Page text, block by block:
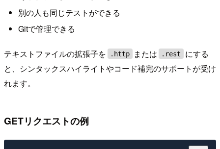
別の人も同じテストができる
Gitで管理できる
テキストファイルの拡張子を .http または .rest
にする
と、シンタックスハイライトやコード補完のサポートが受け
れます。
GETリクエストの例